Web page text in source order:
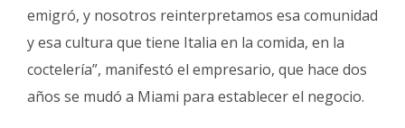
emigró, y nosotros reinterpretamos esa comunidad
y esa cultura que tiene Italia en la comida, en la
coctelería”, manifestó el empresario, que hace dos
años se mudó a Miami para establecer el negocio.